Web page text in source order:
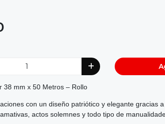
38 mm x 50 Metros – Rollo
con un diseño patriótico y elegante gracias
actos solemnes y todo tipo de